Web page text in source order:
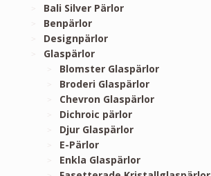
Bali Silver Pärlor
Benpärlor
Designpärlor
Glaspärlor
Blomster Glaspärlor
Broderi Glaspärlor
Chevron Glaspärlor
Dichroic pärlor
Djur Glaspärlor
E-Pärlor
Enkla Glaspärlor